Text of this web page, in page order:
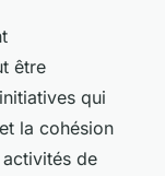
être
qui
la cohésion
activités de